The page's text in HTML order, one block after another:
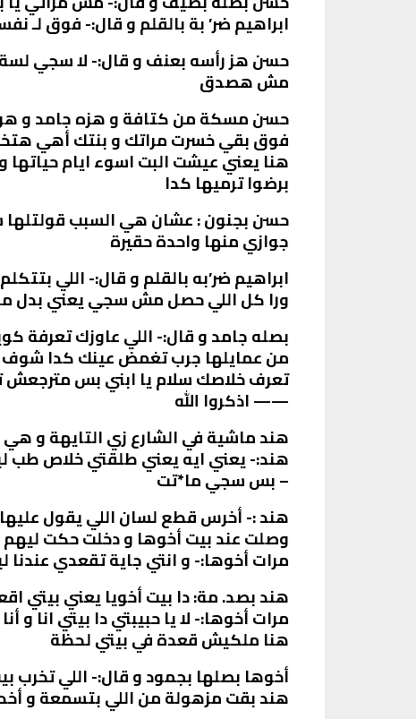
ابراهيم ضر’ بة بالقلم و قال:- فوق
حسن هز رأسه بعنف و قال:- لا سجي لسة
مش هصدق
حسن مسكة من كتافة و هزه جامد و هو
فوق بقي خسرت مراتك و بنتك أهي
هنا يعني عيشت البت اسوء ايام
برضوا ترميها كدا
حسن بجنون : عشان هي السبب قولتلها
جوازي منها واحدة حقيرة
ابراهيم ضر’به بالقلم و قال:- اللي
ورا كل اللي حصل مش سجي يعني بدل
بصله جامد و قال:- اللي عاوزك
من عمايلها جرب تغمض عينك كدا
تعرف خلاصك سلام يا ابني بس مترجعش
—— اذكروا الله
هند ماشية في الشارع زي التايهة و
هند:- يعني ايه يعني طلقتي خلاص طب
– بس سجي ما*تت
هند :- أخرس قطع لسان اللي يقول
وصلت عند بيت أخوها و دخلت حكت
مرات أخوها:- و انتي جاية تقعدي عندنا
هند بصد. مة: دا بيت أخويا يعني بيتي
مرات أخوها:- لا يا حبيبتي دا بيتي
هنا ملكيش قعدة في بيتي لحظة
أخوها بصلها بجمود و قال:- اللي تخرب
هند بقت مزهولة من اللي بتسمعة و